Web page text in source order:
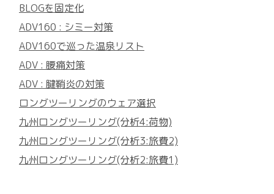
BLOGを固定化
ADV160 : シミー対策
ADV160で巡った温泉リスト
ADV : 腰痛対策
ADV : 腱鞘炎の対策
ロングツーリングのウェア選択
九州ロングツーリング(分析4:荷物)
九州ロングツーリング(分析3:旅費2)
九州ロングツーリング(分析2:旅費1)